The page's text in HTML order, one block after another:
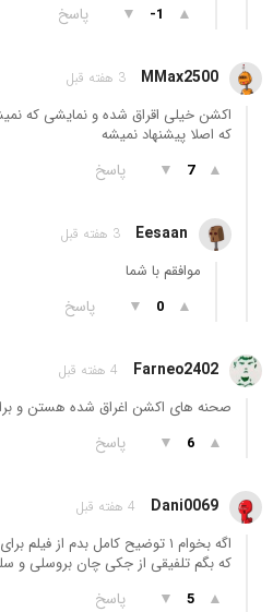
▲
-1
▼ پاسخ
MMax2500 3 هفته قبل
اکشن خیلی اقراق شده و نمایشی که
که اصلا پیشنهاد نمیشه
▲
7
▼ پاسخ
Eesaan 3 هفته قبل
موافقم با شما
▲
0
▼ پاسخ
Farneo2402 4 هفته قبل
صحنه های اکشن اغراق شده هستن و
▲
6
▼ پاسخ
Dani0069 4 هفته قبل
اگه بخوام ۱ توضیح کامل بدم از
که بگم تلفیقی از جکی چان بروسلی و
▲
5
▼ پاسخ